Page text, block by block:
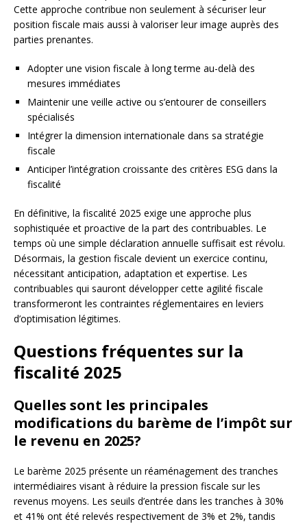
Cette approche contribue non seulement à sécuriser leur
position fiscale mais aussi à valoriser leur image auprès des
parties prenantes.
Adopter une vision fiscale à long terme au-delà des
mesures immédiates
Maintenir une veille active ou s’entourer de conseillers
spécialisés
Intégrer la dimension internationale dans sa stratégie
fiscale
Anticiper l’intégration croissante des critères ESG dans la
fiscalité
En définitive, la fiscalité 2025 exige une approche plus
sophistiquée et proactive de la part des contribuables. Le
temps où une simple déclaration annuelle suffisait est révolu.
Désormais, la gestion fiscale devient un exercice continu,
nécessitant anticipation, adaptation et expertise. Les
contribuables qui sauront développer cette agilité fiscale
transformeront les contraintes réglementaires en leviers
d’optimisation légitimes.
Questions fréquentes sur la
fiscalité 2025
Quelles sont les principales
modifications du barème de l’impôt sur
le revenu en 2025?
Le barème 2025 présente un réaménagement des tranches
intermédiaires visant à réduire la pression fiscale sur les
revenus moyens. Les seuils d’entrée dans les tranches à 30%
et 41% ont été relevés respectivement de 3% et 2%, tandis